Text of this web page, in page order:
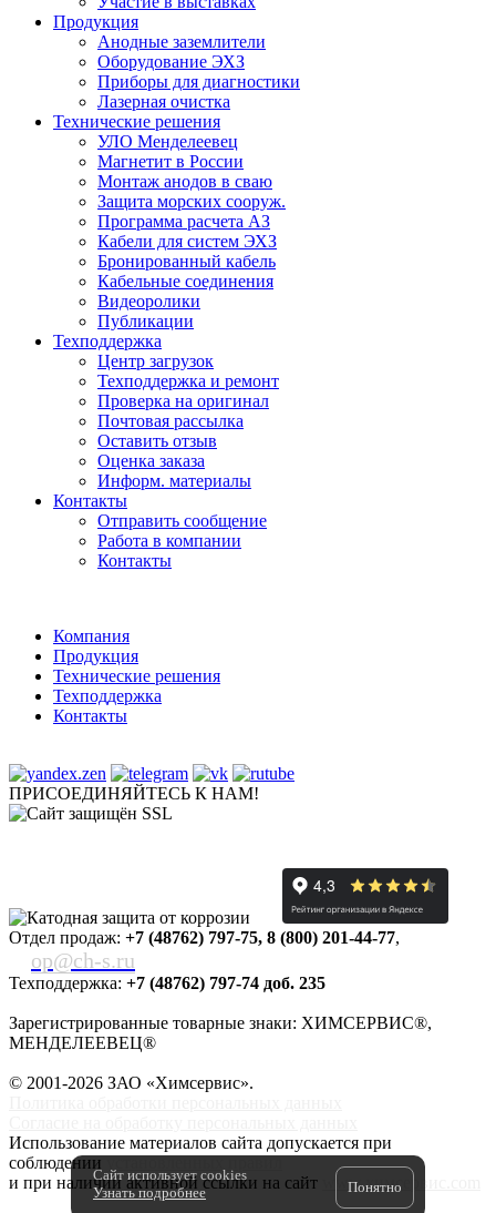
Продукция
Анодные заземлители
Оборудование ЭХЗ
Приборы для диагностики
Лазерная очистка
Технические решения
УЛО Менделеевец
Магнетит в России
Монтаж анодов в сваю
Защита морских сооруж.
Программа расчета АЗ
Кабели для систем ЭХЗ
Бронированный кабель
Кабельные соединения
Видеоролики
Публикации
Техподдержка
Центр загрузок
Техподдержка и ремонт
Проверка на оригинал
Почтовая рассылка
Оставить отзыв
Оценка заказа
Информ. материалы
Контакты
Отправить сообщение
Работа в компании
Контакты
Компания
Продукция
Технические решения
Техподдержка
Контакты
ПРИСОЕДИНЯЙТЕСЬ К НАМ!
Отдел продаж: +7 (48762) 797-75, 8 (800) 201-44-77,
op@ch-s.ru
Техподдержка: +7 (48762) 797-74 доб. 235
Зарегистрированные товарные знаки: ХИМСЕРВИС®,
МЕНДЕЛЕЕВЕЦ®
© 2001-2026 ЗАО «Химсервис».
Использование материалов сайта допускается при
соблюдении
и при наличии активной ссылки на сайт
www.химсервис.com
Сайт использует cookies
Узнать подробнее
Понятно